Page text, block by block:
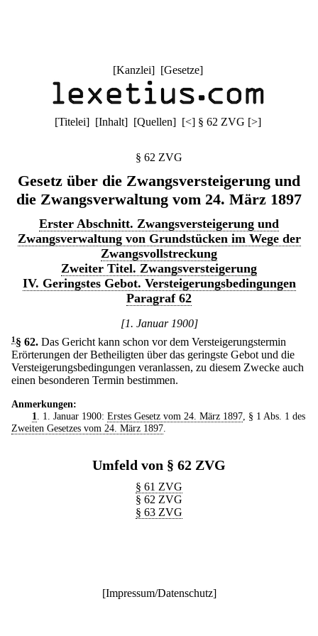
[Kanzlei] [Gesetze]
[Titelei] [Inhalt] [Quellen] [<] § 62 ZVG [>]
§ 62 ZVG
Gesetz über die Zwangsversteigerung und
die Zwangsverwaltung vom 24. März 1897
Erster Abschnitt. Zwangsversteigerung und
Zwangsverwaltung von Grundstücken im Wege der
Zwangsvollstreckung
Zweiter Titel. Zwangsversteigerung
IV. Geringstes Gebot. Versteigerungsbedingungen
Paragraf 62
[1. Januar 1900]
1 § 62. Das Gericht kann schon vor dem Versteigerungstermin
Erörterungen der Betheiligten über das geringste Gebot und die
Versteigerungsbedingungen veranlassen, zu diesem Zwecke auch
einen besonderen Termin bestimmen.
Anmerkungen:
1
. 1. Januar 1900: Erstes Gesetz vom 24. März 1897, § 1 Abs. 1 des
Zweiten Gesetzes vom 24. März 1897
Umfeld von § 62 ZVG
§ 61 ZVG
§ 62 ZVG
§ 63 ZVG
[Impressum/Datenschutz]